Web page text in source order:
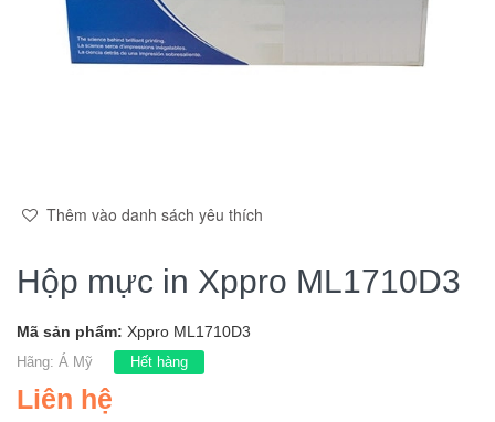
Thêm vào danh sách yêu thích
Hộp mực in Xppro ML1710D3
Mã sản phẩm: Xppro ML1710D3
Hãng: Á Mỹ Hết hàng
Liên hệ